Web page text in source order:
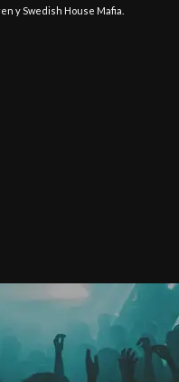
y Swedish House Mafia.